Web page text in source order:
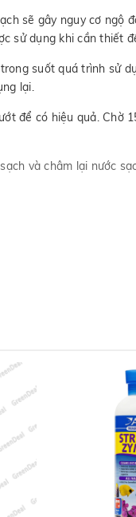
sẽ gây nguy cơ ngộ
sử dụng khi cần thiết
suốt quá trình sử
lại.
để có hiệu quả. Chờ
và châm lại nước